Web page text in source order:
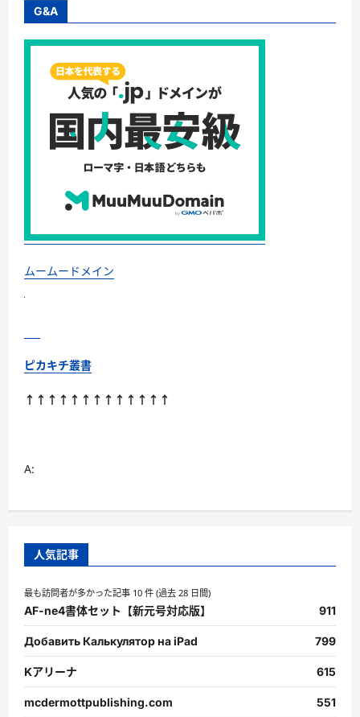
ア
リ
上
最
強
の
カ
イ
マ
ー
ク
BLACK
セ
ー
徹
底
G&A
ムームードメイン
ピカキチ叢書
↑↑↑↑↑↑↑↑↑↑↑↑↑
A:
人気記事
最も訪問者が多かった記事 10 件 (過去 28 日間)
AF-ne4書体セット【新元号対応版】 911
Добавить Калькулятор на iPad 799
Kアリーナ 615
mcdermottpublishing.com 551